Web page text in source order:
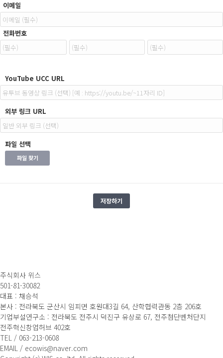
이메일
전화번호
YouTube UCC URL
외부 링크 URL
파일 선택
파일 찾기
저장하기
주식회사 위스
501-81-30082
대표 : 채승석
본사 : 전라북도 군산시 임피면 호원대3길 64, 산학협력관동 2층 206호
기업부설연구소 : 전라북도 전주시 덕진구 유상로 67, 전주첨단벤처단지
전주혁신창업허브 402호
TEL / 063-213-0608
EMAIL / ecowis@naver.com